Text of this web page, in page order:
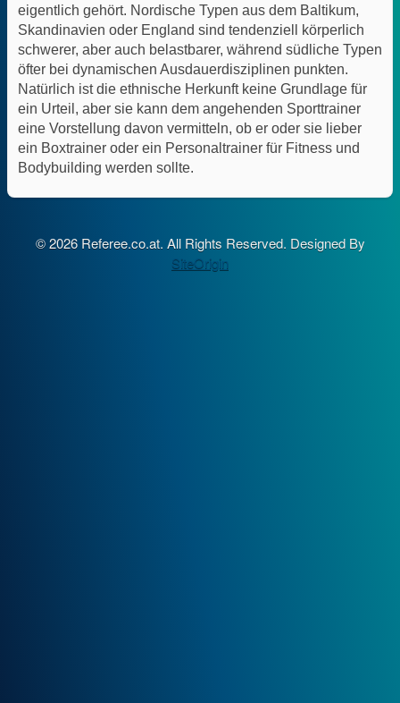
eigentlich gehört. Nordische Typen aus dem Baltikum,
Skandinavien oder England sind tendenziell körperlich
schwerer, aber auch belastbarer, während südliche Typen
öfter bei dynamischen Ausdauerdisziplinen punkten.
Natürlich ist die ethnische Herkunft keine Grundlage für
ein Urteil, aber sie kann dem angehenden Sporttrainer
eine Vorstellung davon vermitteln, ob er oder sie lieber
ein Boxtrainer oder ein Personaltrainer für Fitness und
Bodybuilding werden sollte.
© 2026 Referee.co.at. All Rights Reserved. Designed By
SiteOrigin